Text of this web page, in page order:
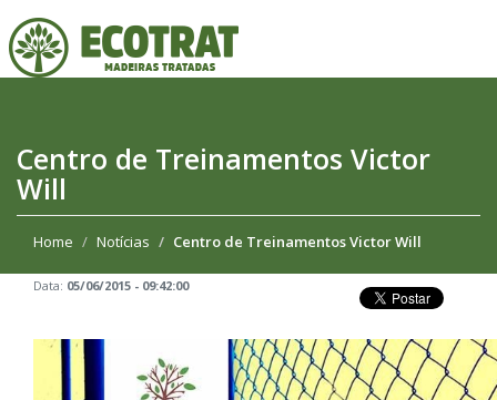
Centro de Treinamentos Victor
Will
Home Notícias Centro de Treinamentos Victor Will
Data: 05/06/2015 - 09:42:00